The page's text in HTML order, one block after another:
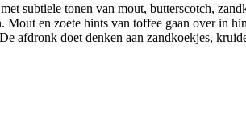
subtiele tonen van mout, butterscotch,
Mout en zoete hints van toffee gaan over in
afdronk doet denken aan zandkoekjes,